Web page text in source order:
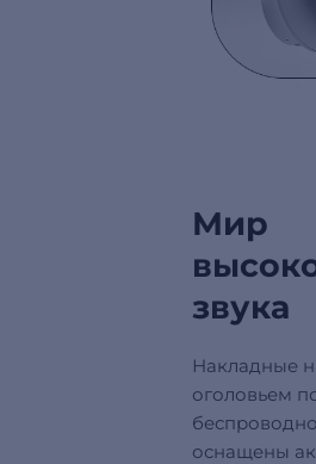
Мир
звука
Накладные
оголовьем
оснащены